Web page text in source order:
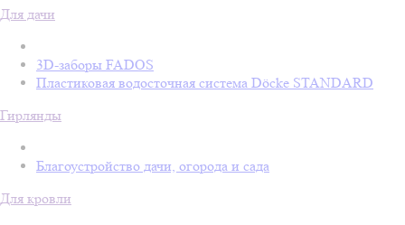
Для дачи
3D-заборы FADOS
Пластиковая водосточная система Döcke STANDARD
Гирлянды
Благоустройство дачи, огорода и сада
Для кровли